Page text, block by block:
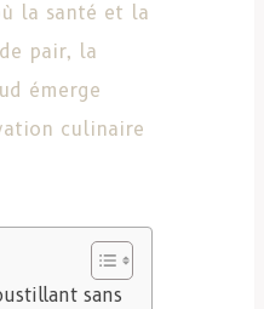
la santé et la
pair, la
émerge
culinaire
sans